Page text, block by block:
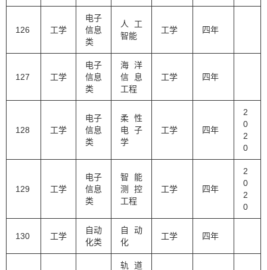
126 工学
电子
信息
类
人工
智能
工学 四年
127 工学
电子
信息
类
海洋
信息
工程
工学 四年
128 工学
电子
信息
类
柔性
电子
学
工学 四年
2
0
2
0
129 工学
电子
信息
类
智能
测控
工程
工学 四年
2
0
2
0
130 工学
自动
化类
自动
化
工学 四年
轨道